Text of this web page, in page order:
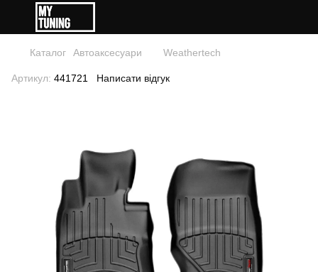
Каталог Автоаксесуари Weathertech
Артикул: 441721 Написати відгук